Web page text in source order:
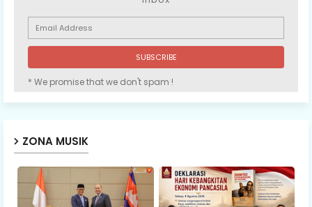
* We promise that we don't spam !
ZONA MUSIK